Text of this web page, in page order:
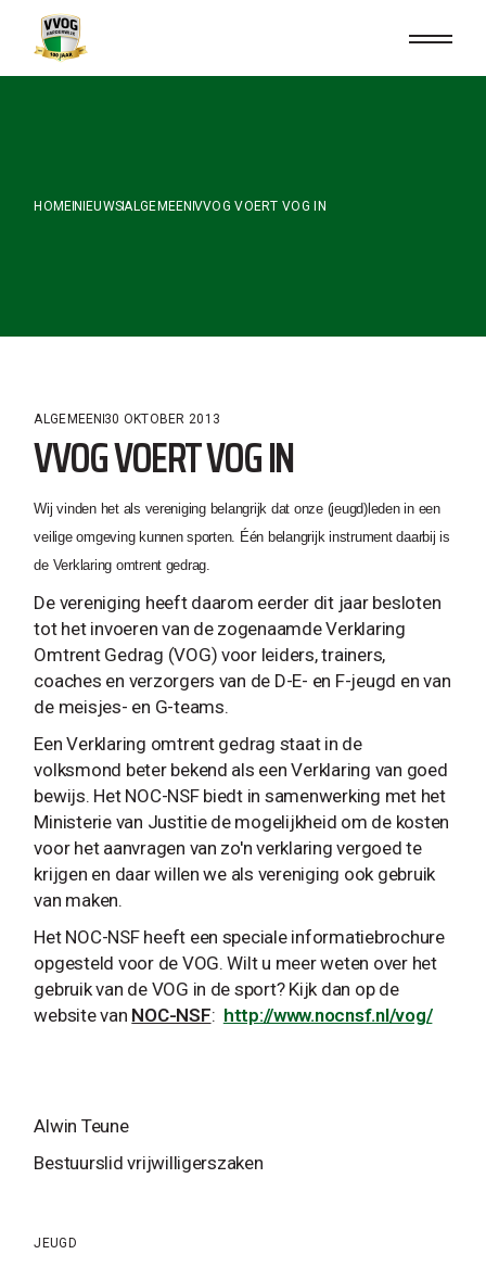
content
HOME NIEUWSALGEMEEN VVOG VOERT VOG IN
ALGEMEEN 30 OKTOBER 2013
VVOG VOERT VOG IN
Wij vinden het als vereniging belangrijk dat onze (jeugd)leden in een
veilige omgeving kunnen sporten. Één belangrijk instrument daarbij is
de Verklaring omtrent gedrag.
De vereniging heeft daarom eerder dit jaar besloten
tot het invoeren van de zogenaamde Verklaring
Omtrent Gedrag (VOG) voor leiders, trainers,
coaches en verzorgers van de D-E- en F-jeugd en van
de meisjes- en G-teams.
Een Verklaring omtrent gedrag staat in de
volksmond beter bekend als een Verklaring van goed
bewijs. Het NOC-NSF biedt in samenwerking met het
Ministerie van Justitie de mogelijkheid om de kosten
voor het aanvragen van zo'n verklaring vergoed te
krijgen en daar willen we als vereniging ook gebruik
van maken.
Het NOC-NSF heeft een speciale informatiebrochure
opgesteld voor de VOG. Wilt u meer weten over het
gebruik van de VOG in de sport? Kijk dan op de
website van NOC-NSF: http://www.nocnsf.nl/vog/
Alwin Teune
Bestuurslid vrijwilligerszaken
JEUGD